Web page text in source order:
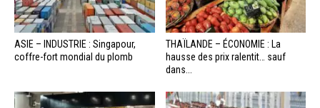
ASIE – INDUSTRIE : Singapour,
coffre-fort mondial du plomb
THAÏLANDE – ÉCONOMIE : La
hausse des prix ralentit… sauf
dans...